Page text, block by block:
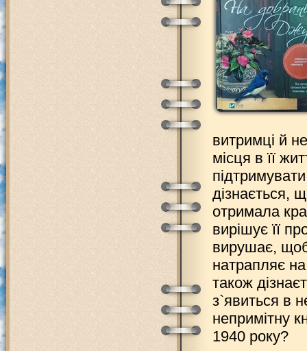
витримці й
місця в її
дізнається,
отримала
вирішує її
вирушає, щоб
натрапляє
також
з`явиться в
непримітну
1940 року?